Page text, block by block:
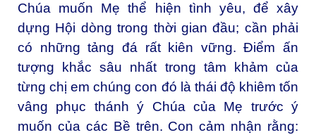
Chúa muốn Mẹ thể hiện tình yêu, để xây
dựng Hội dòng trong thời gian đầu; cần phải
có những tảng đá rất kiên vững. Điểm ấn
tượng khắc sâu nhất trong tâm khảm của
từng chị em chúng con đó là thái độ khiêm tốn
vâng phục thánh ý Chúa của Mẹ trước ý
muốn của các Bề trên. Con cảm nhận rằng: